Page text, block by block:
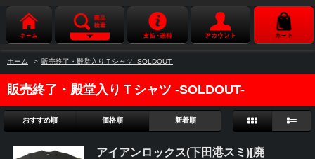
ホーム > 販売終了・殿堂入りＴシャツ -SOLDOUT-
販売終了・殿堂入りＴシャツ -SOLDOUT-
おすすめ順 価格順 新着順
アイアンロックス(下田港スミ)[廃